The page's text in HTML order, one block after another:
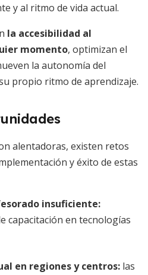
y al ritmo de vida actual.
la accesibilidad al
momento, optimizan el
la autonomía del
propio ritmo de aprendizaje.
alentadoras, existen retos
y éxito de estas
insuficiente:
capacitación en tecnologías
en regiones y centros: las